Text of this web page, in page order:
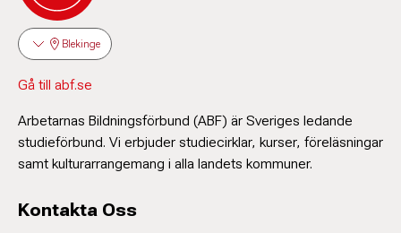
Blekinge
Gå till abf.se
Arbetarnas Bildningsförbund (ABF) är Sveriges ledande
studieförbund. Vi erbjuder studiecirklar, kurser, föreläsningar
samt kulturarrangemang i alla landets kommuner.
Kontakta Oss